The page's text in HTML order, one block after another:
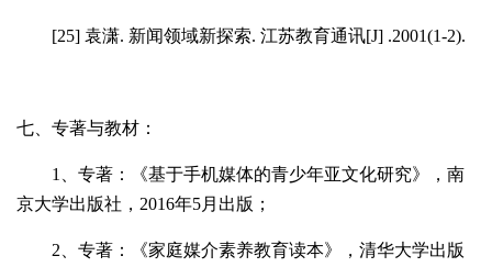
[25] 袁潇. 新闻领域新探索. 江苏教育通讯[J] .2001(1-2).
七、专著与教材：
1
、专著：《基于手机媒体的青少年亚文化研究》，南
京大学出版社， 2016年5月出版；
2 、专著：
《家庭媒介素养教育读本》，清华大学出版